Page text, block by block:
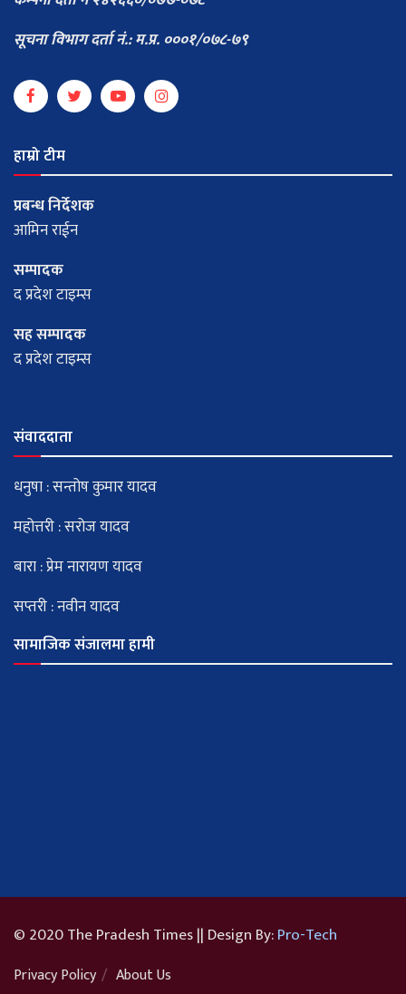
सूचना विभाग दर्ता नं.: म.प्र. ०००१/०७८-७९
हाम्रो टीम
प्रबन्ध निर्देशक
आमिन राईन
सम्पादक
द प्रदेश टाइम्स
सह सम्पादक
द प्रदेश टाइम्स
संवाददाता
धनुषा : सन्तोष कुमार यादव
महोत्तरी : सरोज यादव
बारा : प्रेम नारायण यादव
सप्तरी : नवीन यादव
सामाजिक संजालमा हामी
© 2020 The Pradesh Times || Design By:Pro-Tech
Privacy Policy About Us